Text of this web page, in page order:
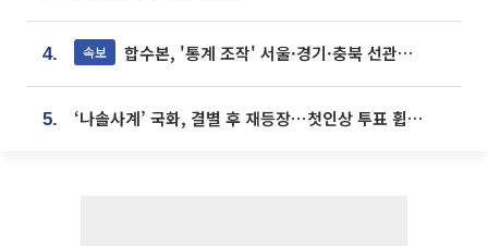
4. 속보 합수본, '통계 조작' 서울·경기·충북 선관위 등 추가 압수수색
5. ‘나솔사계’ 국화, 결별 후 재등장⋯첫인상 투표 휩쓸고 ‘인기녀’ 등극